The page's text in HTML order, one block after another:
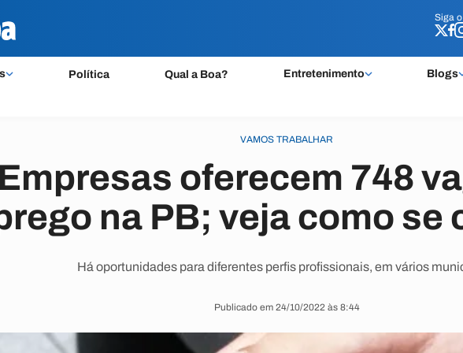
Siga o
Política Qual a Boa? Entretenimento Blogs
Siga o
VAMOS TRABALHAR
Empresas oferecem 748
na PB; veja como se
Há oportunidades para diferentes perfis profissionais, em vários
Publicado em 24/10/2022 às 8:44